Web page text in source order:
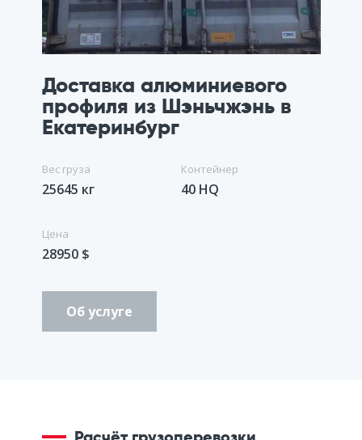
Доставка алюминиевого
профиля из Шэньчжэнь в
Екатеринбург
Вес груза
25645 кг
Контейнер
40 HQ
Цена
28950 $
Об услуге